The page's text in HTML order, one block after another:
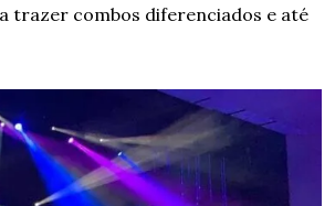
trazer combos diferenciados e até